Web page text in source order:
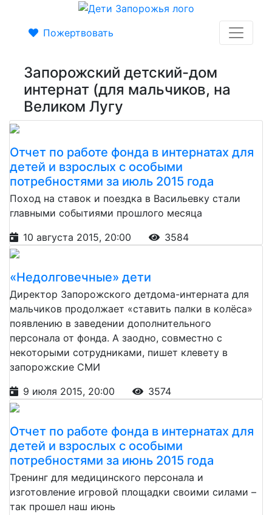
Пожертвовать
Запорожский детский-дом
интернат (для мальчиков, на
Великом Лугу
Отчет по работе фонда в интернатах для
детей и взрослых с особыми
потребностями за июль 2015 года
Поход на ставок и поездка в Васильевку стали
главными событиями прошлого месяца
10 августа 2015, 20:00
3584
«Недолговечные» дети
Директор Запорожского детдома-интерната для
мальчиков продолжает «ставить палки в колёса»
появлению в заведении дополнительного
персонала от фонда. А заодно, совместно с
некоторыми сотрудниками, пишет клевету в
запорожские СМИ
9 июля 2015, 20:00
3574
Отчет по работе фонда в интернатах для
детей и взрослых с особыми
потребностями за июнь 2015 года
Тренинг для медицинского персонала и
изготовление игровой площадки своими силами –
так прошел наш июнь